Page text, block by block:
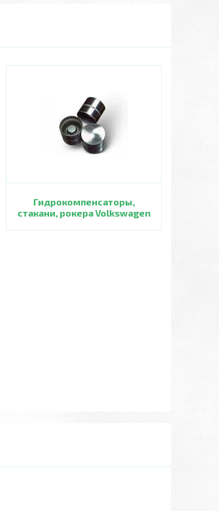
Гидрокомпенсаторы,
стакани, рокера Volkswagen